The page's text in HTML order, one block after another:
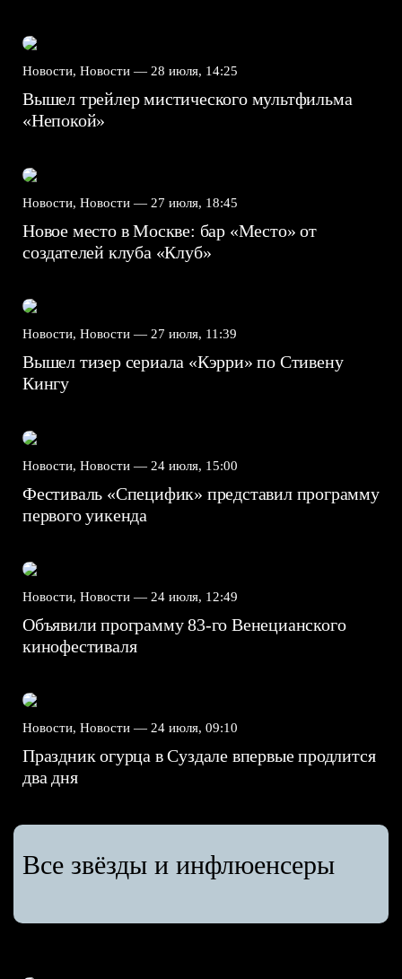
Новости, Новости — 28 июля, 14:25
Вышел трейлер мистического мультфильма
«Непокой»
Новости, Новости — 27 июля, 18:45
Новое место в Москве: бар «Место» от
создателей клуба «Клуб»
Новости, Новости — 27 июля, 11:39
Вышел тизер сериала «Кэрри» по Стивену
Кингу
Новости, Новости — 24 июля, 15:00
Фестиваль «Специфик» представил программу
первого уикенда
Новости, Новости — 24 июля, 12:49
Объявили программу 83-го Венецианского
кинофестиваля
Новости, Новости — 24 июля, 09:10
Праздник огурца в Суздале впервые продлится
два дня
Все звёзды и инфлюенсеры